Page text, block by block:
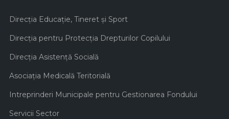
Direcţia Educaţie, Tineret şi Sport
Direcţia pentru Protecţia Drepturilor Copilului
Direcţia Asistenţă Socială
Asociaţia Medicală Teritorială
Intreprinderi Municipale pentru Gestionarea Fondului
Servicii Sector